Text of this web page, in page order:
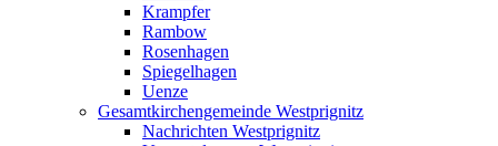
Krampfer
Rambow
Rosenhagen
Spiegelhagen
Uenze
Gesamtkirchengemeinde Westprignitz
Nachrichten Westprignitz